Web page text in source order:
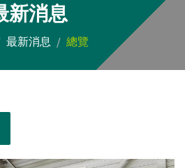
新消息
最新消息 總覽